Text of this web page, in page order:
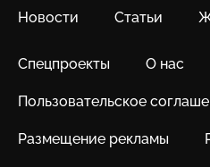
Новости Статьи
Спецпроекты О нас
Пользовательское
Размещение рекламы